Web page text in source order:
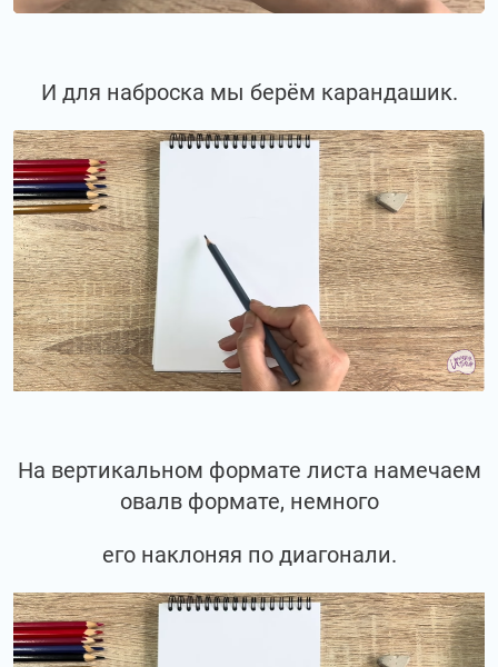
И для наброска мы берём карандашик.
На вертикальном формате листа намечаем
овалв формате, немного
его наклоняя по диагонали.